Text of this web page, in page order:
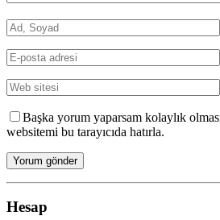
Başka yorum yaparsam kolaylık
websitemi bu tarayıcıda hatırla.
Hesap